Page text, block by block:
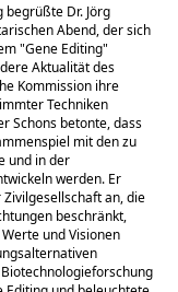
Dr. Jörg
Abend, der sich
Gene Editing
Aktualität des
Kommission ihre
Techniken
Schons betonte, dass
mit den zu
und in der
werden. Er
an, die
beschränkt,
und Visionen